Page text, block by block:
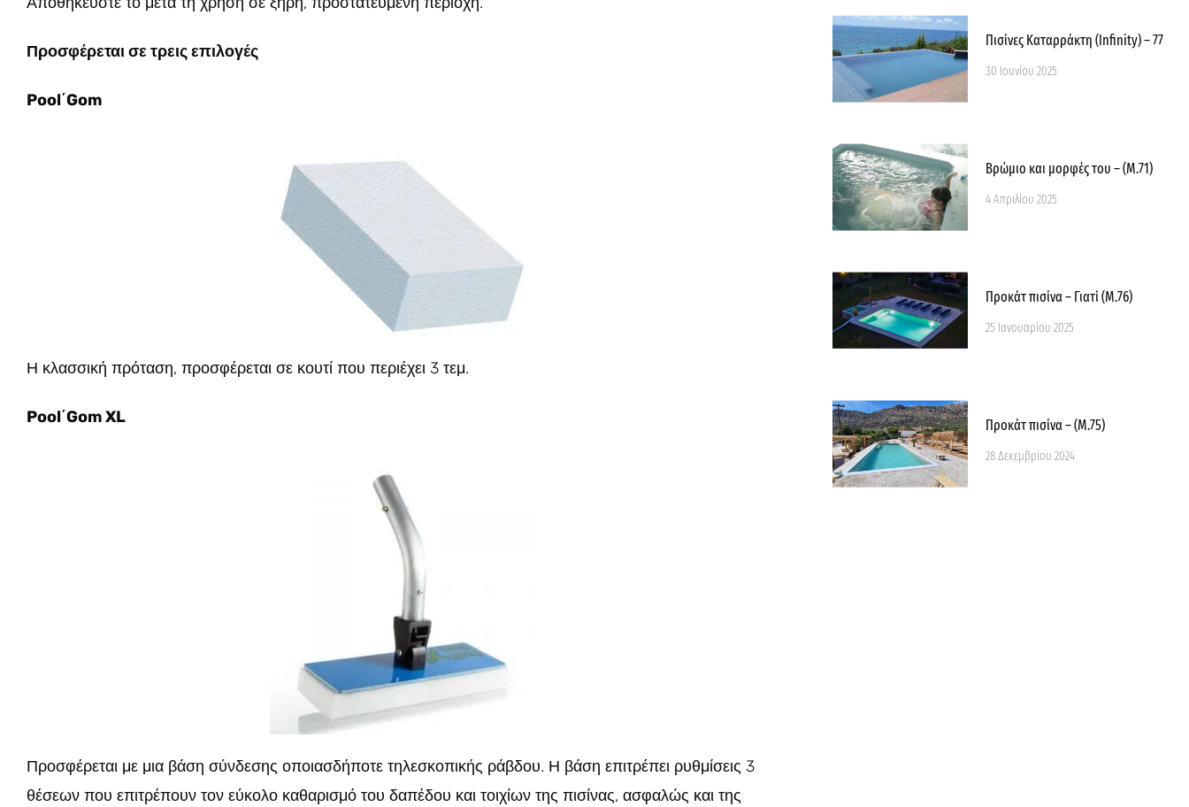
Προσφέρεται σε τρεις επιλογές
Pool΄Gom
Η κλασσική πρόταση, προσφέρεται σε κουτί που περιέχει 3 τεμ.
Pool΄Gom XL
Προσφέρεται με μια βάση σύνδεσης οποιασδήποτε τηλεσκοπικής ράβδου. Η βάση επιτρέπει ρυθμίσεις 3
θέσεων που επιτρέπουν τον εύκολο καθαρισμό του δαπέδου και τοιχίων της πισίνας, ασφαλώς και της
Πισίνες Καταρράκτη (Infinity) – 77
30 Ιουνίου 2025
Βρώμιο και μορφές του – (M.71)
4 Απριλίου 2025
Προκάτ πισίνα – Γιατί (M.76)
25 Ιανουαρίου 2025
Προκάτ πισίνα – (Μ.75)
28 Δεκεμβρίου 2024